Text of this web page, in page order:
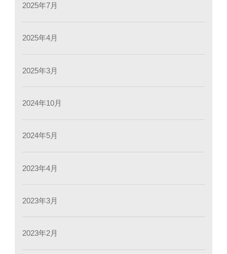
2025年7月
2025年4月
2025年3月
2024年10月
2024年5月
2023年4月
2023年3月
2023年2月